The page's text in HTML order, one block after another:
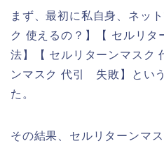
まず、最初に私自身、ネッ
ク 使えるの？】【 セルリ
法】【 セルリターンマスク
ンマスク 代引 失敗】とい
た。
その結果、セルリターンマ